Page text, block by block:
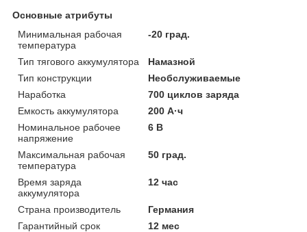
Основные атрибуты
Минимальная рабочая
температура
-20 град.
Тип тягового аккумулятора
Намазной
Тип конструкции
Необслуживаемые
Наработка
700 циклов заряда
Емкость аккумулятора
200 А·ч
Номинальное рабочее
напряжение
6 В
Максимальная рабочая
температура
50 град.
Время заряда
аккумулятора
12 час
Страна производитель
Германия
Гарантийный срок
12 мес